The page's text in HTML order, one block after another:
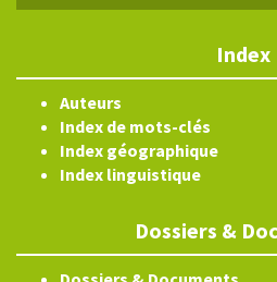
Index
Auteurs
Index de mots-clés
Index géographique
Index linguistique
Dossiers &